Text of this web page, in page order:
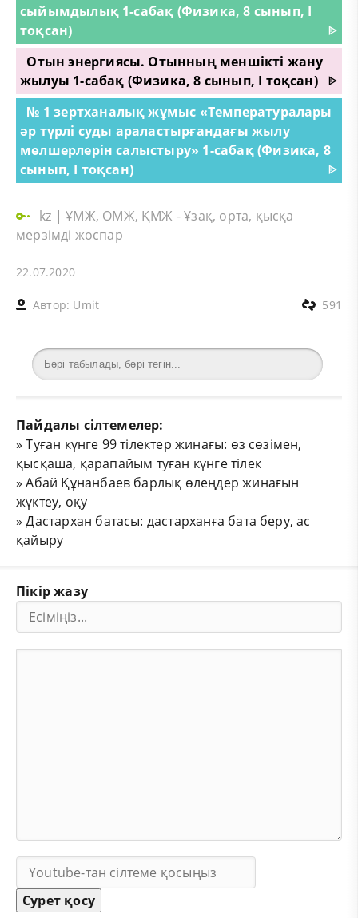
сыйымдылық 1-сабақ (Физика, 8 сынып, I
тоқсан)
ᐈ
Отын энергиясы. Отынның меншікті жану
жылуы 1-сабақ (Физика, 8 сынып, I тоқсан) ᐈ
№ 1 зертханалық жұмыс «Температуралары
әр түрлi суды араластырғандағы жылу
мөлшерлерін салыстыру» 1-сабақ (Физика, 8
сынып, I тоқсан)
ᐈ
kz |ҰМЖ, ОМЖ, ҚМЖ - Ұзақ, орта, қысқа
мерзімді жоспар
22.07.2020
Автор: Umit 591
Пайдалы сілтемелер:
»Туған күнге 99 тілектер жинағы: өз сөзімен,
қысқаша, қарапайым туған күнге тілек
»Абай Құнанбаев барлық өлеңдер жинағын
жүктеу, оқу
»Дастархан батасы: дастарханға бата беру, ас
қайыру
Пікір жазу
Сурет қосу